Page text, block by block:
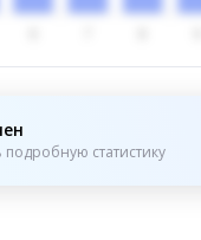
статистику